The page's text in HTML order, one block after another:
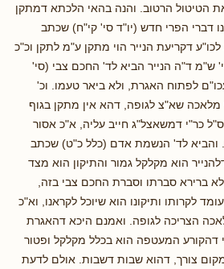
הטיטול הרטוב. והנה בהאי הלכתא דמתקן
דברי הפרי חדש (יו"ד סי' קי"ח) שכתב
דקריעת הנייר הוי מתקן ע"מ לתקן וכ"כ
ש"מ ד"ה הנייר הביא לד' החכם צבי (סי'
לפתוח האגרת, ולא ביאר טעמו. וכ'
מלאכה שא"צ לגופה, דהא אין מתקן בגוף
כר"י דמשאצל"ג חייב עליה, א"כ אסור
והביא לד' הנשמת אדם (כלל כ"ט) שכתב
הוא מקלקל גמור והתיקון הוא מצד
ברירא סברתו וסברת החכם צבי בזה,
לקרותו ותיקונו הוא שיוכל לקראנו, וא"כ
הצריכה לגופה. ואמנם היכא דהאגרת
דהקורע המעטפה הוא בכלל מקלקל ופטור
צורך, דהוא שבות דשבות. אולם לדעת